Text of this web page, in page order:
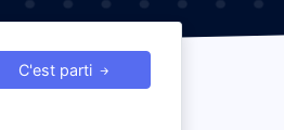
C'est parti